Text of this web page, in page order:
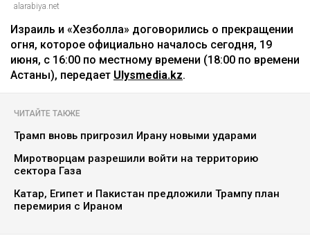
alarabiya.net
Израиль и «Хезболла» договорились о прекращении
огня, которое официально началось сегодня, 19
июня, с 16:00 по местному времени (18:00 по времени
Астаны), передает Ulysmedia.kz.
ЧИТАЙТЕ ТАКЖЕ
Трамп вновь пригрозил Ирану новыми ударами
Миротворцам разрешили войти на территорию
сектора Газа
Катар, Египет и Пакистан предложили Трампу план
перемирия с Ираном